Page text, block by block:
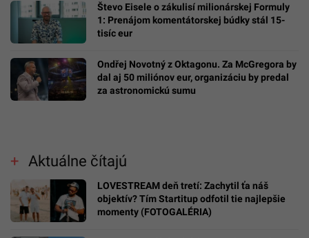
Števo Eisele o zákulisí milionárskej Formuly
1: Prenájom komentátorskej búdky stál 15-
tisíc eur
Ondřej Novotný z Oktagonu. Za McGregora by
dal aj 50 miliónov eur, organizáciu by predal
za astronomickú sumu
Aktuálne čítajú
LOVESTREAM deň tretí: Zachytil ťa náš
objektív? Tím Startitup odfotil tie najlepšie
momenty (FOTOGALÉRIA)